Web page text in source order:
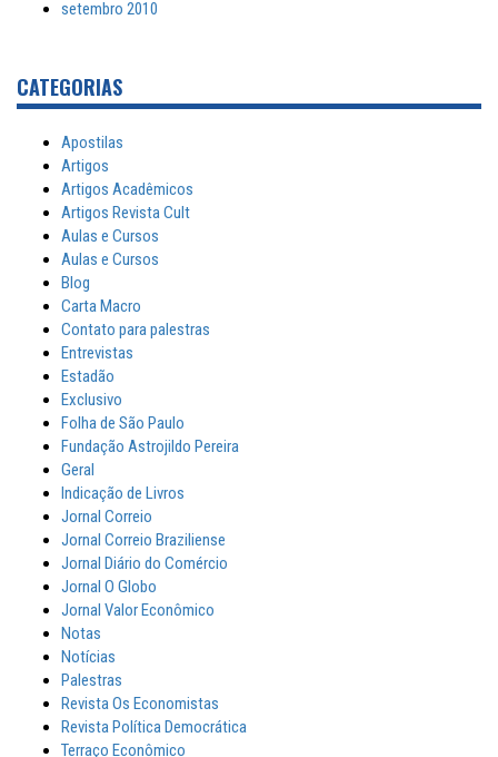
setembro 2010
CATEGORIAS
Apostilas
Artigos
Artigos Acadêmicos
Artigos Revista Cult
Aulas e Cursos
Aulas e Cursos
Blog
Carta Macro
Contato para palestras
Entrevistas
Estadão
Exclusivo
Folha de São Paulo
Fundação Astrojildo Pereira
Geral
Indicação de Livros
Jornal Correio
Jornal Correio Braziliense
Jornal Diário do Comércio
Jornal O Globo
Jornal Valor Econômico
Notas
Notícias
Palestras
Revista Os Economistas
Revista Política Democrática
Terraço Econômico